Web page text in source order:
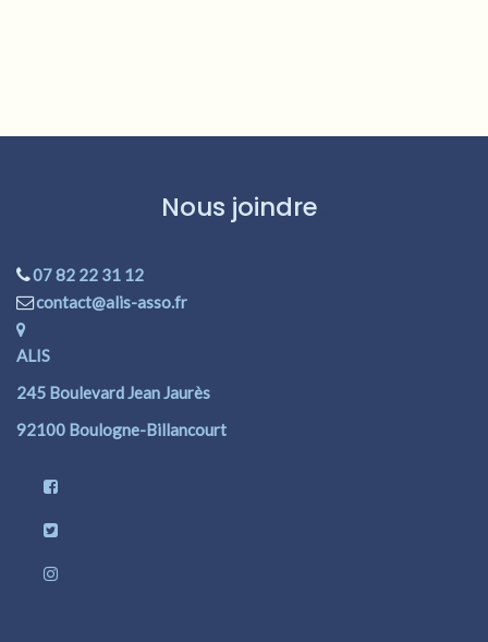
Nous joindre
07 82 22 31 12
contact@alis-asso.fr
ALIS
245 Boulevard Jean Jaurès
92100 Boulogne-Billancourt